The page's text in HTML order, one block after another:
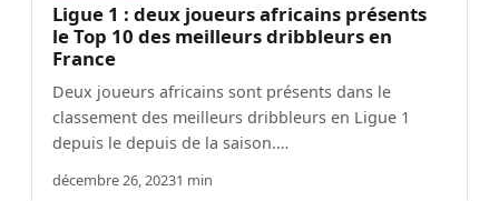
Ligue 1 : deux joueurs africains présents
le Top 10 des meilleurs dribbleurs en
France
Deux joueurs africains sont présents dans le
classement des meilleurs dribbleurs en Ligue 1
depuis le depuis de la saison.…
décembre 26, 20231 min